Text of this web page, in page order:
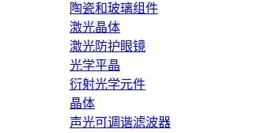
陶瓷和玻璃组件
激光晶体
激光防护眼镜
光学平晶
衍射光学元件
晶体
声光可调谐滤波器